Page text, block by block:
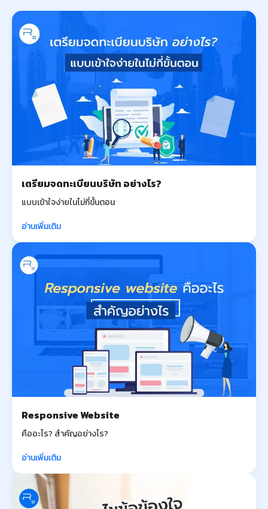
เตรียมจดทะเบียนบริษัท อย่างไร?
แบบเข้าใจง่ายในไม่กี่ขั้นตอน
อ่านเพิ่มเติม
Responsive Website
คืออะไร? สำคัญอย่างไร?
อ่านเพิ่มเติม